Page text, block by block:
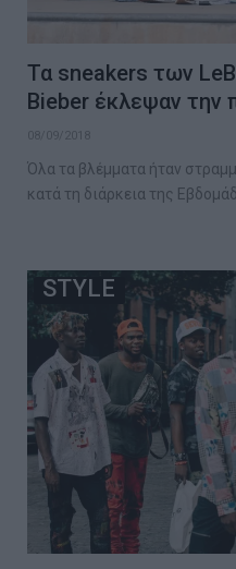
Τα sneakers των
Bieber έκλεψαν την
08/09/2018
Όλα τα βλέμματα ήταν
κατά τη διάρκεια της
STYLE